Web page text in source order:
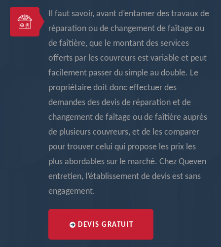
Il faut savoir, avant d’entamer des travaux de
réparation ou de changement de faîtage ou
de faîtière, que le montant des services
offerts par les couvreurs est variable et peut
facilement passer du simple au double. Le
propriétaire doit donc effectuer des
demandes des devis de réparation et de
changement de faîtage ou de faîtière auprès
de plusieurs couvreurs, et de les comparer
pour trouver celui qui propose les prix les
plus abordables sur le marché. Chez Queven
entretien, l’établissement de devis est sans
engagement.
DEVIS GRATUIT